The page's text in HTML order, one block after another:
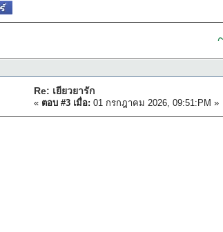
Re: เยียวยารัก
« ตอบ #3 เมื่อ: 01 กรกฎาคม 2026, 09:51:PM »